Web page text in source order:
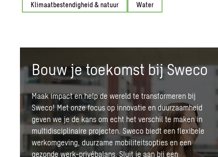
Klimaatbestendigheid & natuur Water
Bouw je toekomst bij Sweco
Maak impact en help de wereld te transformeren bij
Sweco! Met onze focus op innovatie en duurzaamheid
geven we je de kans om echt het verschil te maken in
multidisciplinaire projecten.Sweco biedt een flexibele
werkomgeving, duurzame mobiliteitsopties en een
gezonde werk-privébalans. Sluit je aan bij een